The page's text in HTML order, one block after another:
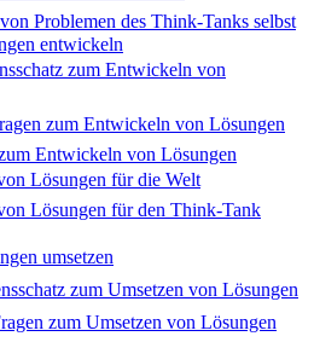
Problemen des Think-Tanks selbst
entwickeln
zum Entwickeln von
zum Entwickeln von Lösungen
Entwickeln von Lösungen
Lösungen für die Welt
Lösungen für den Think-Tank
umsetzen
zum Umsetzen von Lösungen
zum Umsetzen von Lösungen